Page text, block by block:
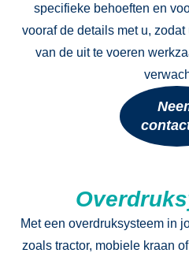
specifieke behoeften en
vooraf de details met u,
van de uit te voeren
Met een overdruksysteem in
zoals tractor, mobiele kraan